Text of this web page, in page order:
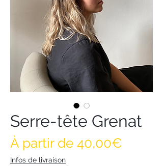
Serre-tête Grenat
À partir de 40,00€
Infos de livraison